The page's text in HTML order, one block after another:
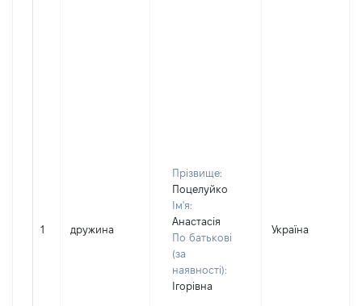
1 дружина
Прізвище:
Поцелуйко
Ім'я:
Анастасія
По батькові
(за
наявності):
Ігорівна
Україна